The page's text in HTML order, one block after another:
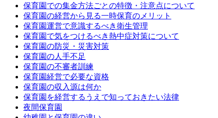
保育園での集金方法ごとの特徴・注意点について
保育園の経営から見る一時保育のメリット
保育園運営で意識するべき衛生管理
保育園で気をつけるべき熱中症対策について
保育園の防災・災害対策
保育園の人手不足
保育園の不審者訓練
保育園経営で必要な資格
保育園の収入源は何か
保育園を経営するうえで知っておきたい法律
夜間保育園